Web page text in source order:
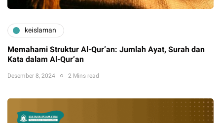
keislaman
Memahami Struktur Al-Qur’an: Jumlah Ayat, Surah dan
Kata dalam Al-Qur’an
Desember 8, 2024 2 Mins read